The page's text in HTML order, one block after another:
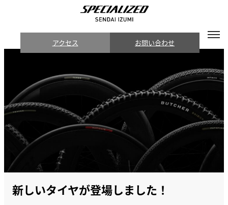
アクセス お問い合わせ
新しいタイヤが登場しました！